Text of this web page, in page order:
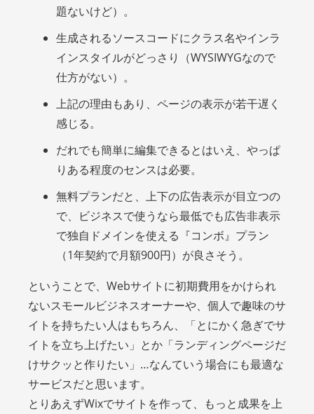
題ないけど）。
生成されるソースコードにクラス名やインラ
インスタイルがどっさり（WYSIWYGなので
仕方がない）。
上記の理由もあり、ページの表示が若干遅く
感じる。
だれでも簡単に編集できるとはいえ、やっぱ
りある程度のセンスは必要。
無料プランだと、上下の広告表示が目立つの
で、ビジネスで使うなら最低でも広告非表示
で独自ドメインを使える『コンボ』プラン
（1年契約で月額900円）が良さそう。
ということで、Webサイトに初期費用をかけられ
ないスモールビジネスオーナーや、個人で趣味のサ
イトを持ちたい人はもちろん、「とにかく急ぎでサ
イトを立ち上げたい」とか「ランディングページだ
けサクッと作りたい」…なんていう場合にも最適な
サービスだと思います。
とりあえずWixでサイトを作って、もっと成果を上